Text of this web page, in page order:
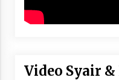
Video Syair &